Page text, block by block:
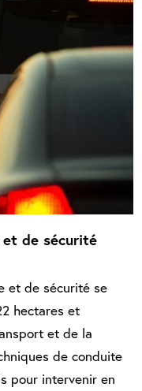
de sécurité
et de sécurité se
hectares et
et de la
de conduite
pour intervenir en